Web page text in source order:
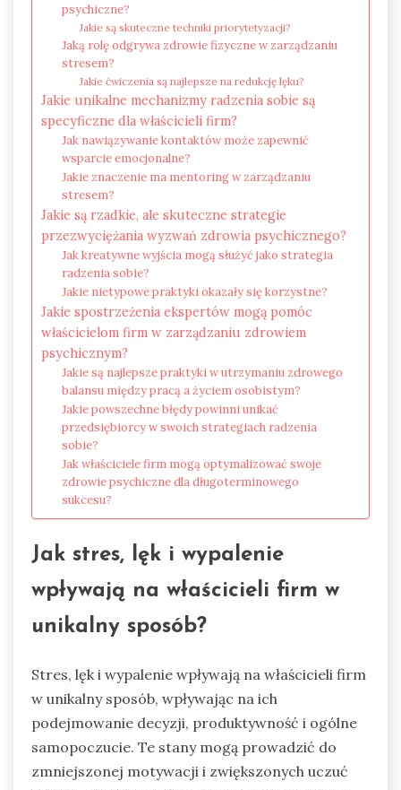
psychiczne?
Jakie są skuteczne techniki priorytetyzacji?
Jaką rolę odgrywa zdrowie fizyczne w zarządzaniu
stresem?
Jakie ćwiczenia są najlepsze na redukcję lęku?
Jakie unikalne mechanizmy radzenia sobie są
specyficzne dla właścicieli firm?
Jak nawiązywanie kontaktów może zapewnić
wsparcie emocjonalne?
Jakie znaczenie ma mentoring w zarządzaniu
stresem?
Jakie są rzadkie, ale skuteczne strategie
przezwyciężania wyzwań zdrowia psychicznego?
Jak kreatywne wyjścia mogą służyć jako strategia
radzenia sobie?
Jakie nietypowe praktyki okazały się korzystne?
Jakie spostrzeżenia ekspertów mogą pomóc
właścicielom firm w zarządzaniu zdrowiem
psychicznym?
Jakie są najlepsze praktyki w utrzymaniu zdrowego
balansu między pracą a życiem osobistym?
Jakie powszechne błędy powinni unikać
przedsiębiorcy w swoich strategiach radzenia
sobie?
Jak właściciele firm mogą optymalizować swoje
zdrowie psychiczne dla długoterminowego
sukcesu?
Jak stres, lęk i wypalenie
wpływają na właścicieli firm w
unikalny sposób?
Stres, lęk i wypalenie wpływają na właścicieli firm
w unikalny sposób, wpływając na ich
podejmowanie decyzji, produktywność i ogólne
samopoczucie. Te stany mogą prowadzić do
zmniejszonej motywacji i zwiększonych uczuć